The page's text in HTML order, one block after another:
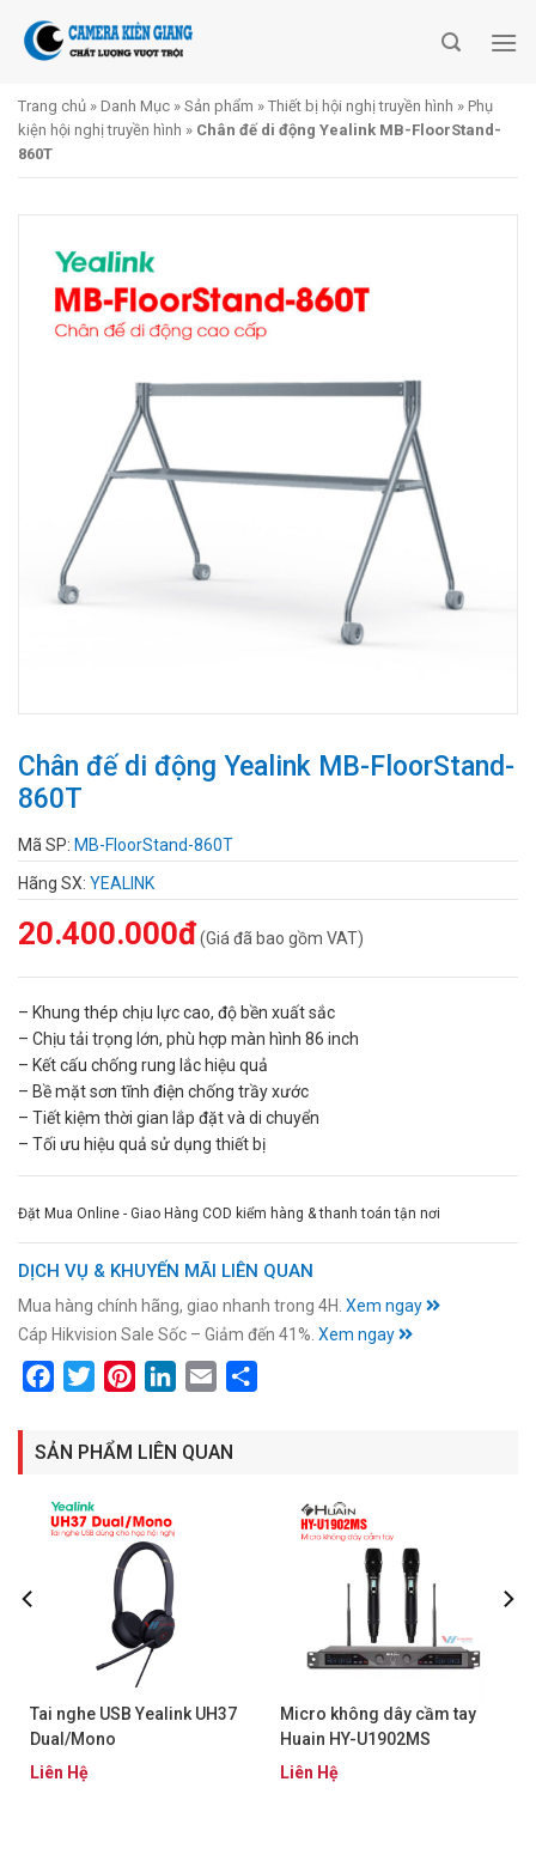
Trang chủ » Danh Mục » Sản phẩm » Thiết bị hội nghị truyền hình » Phụ
kiện hội nghị truyền hình » Chân đế di động Yealink MB-FloorStand-
860T
Chân đế di động Yealink MB-FloorStand-
860T
Mã SP: MB-FloorStand-860T
Hãng SX: YEALINK
20.400.000đ(Giá đã bao gồm VAT)
– Khung thép chịu lực cao, độ bền xuất sắc
– Chịu tải trọng lớn, phù hợp màn hình 86 inch
– Kết cấu chống rung lắc hiệu quả
– Bề mặt sơn tĩnh điện chống trầy xước
– Tiết kiệm thời gian lắp đặt và di chuyển
– Tối ưu hiệu quả sử dụng thiết bị
Đặt Mua Online - Giao Hàng COD kiểm hàng & thanh toán tận nơi
DỊCH VỤ & KHUYẾN MÃI LIÊN QUAN
Mua hàng chính hãng, giao nhanh trong 4H. Xem ngay
Cáp Hikvision Sale Sốc – Giảm đến 41%. Xem ngay
FacebookTwitterPinterestLinkedIn
Email
SẢN PHẨM LIÊN QUAN
Tai nghe USB Yealink UH37
Dual/Mono
Liên Hệ
Micro không dây cầm tay
Huain HY-U1902MS
Liên Hệ